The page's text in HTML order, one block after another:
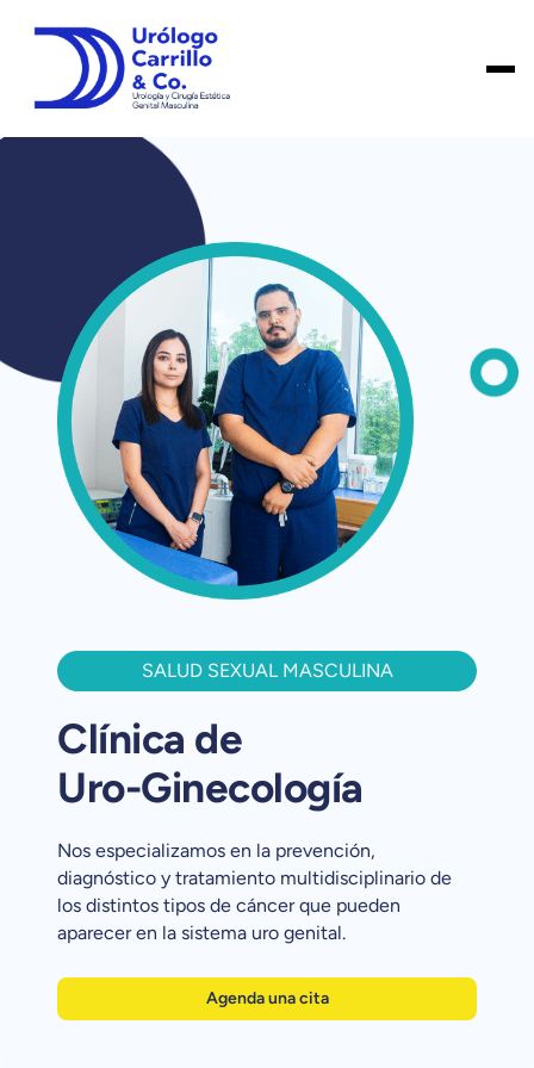
SALUD SEXUAL MASCULINA
Clínica de
Uro-Ginecología
Nos especializamos en la prevención,
diagnóstico y tratamiento multidisciplinario de
los distintos tipos de cáncer que pueden
aparecer en la sistema uro genital.
Agenda una cita